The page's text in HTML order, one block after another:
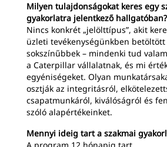
Milyen tulajdonságokat keres egy
gyakorlatra jelentkező hallgatóban?
Nincs konkrét „jelölttípus”, akit
üzleti tevékenységünkben
sokszínűbbek – mindenki tud
a Caterpillar vállalatnak, és mi
egyéniségeket. Olyan
osztják az integritásról,
csapatmunkáról, kiválóságról és
szóló alapértékeinket.
Mennyi ideig tart a szakmai